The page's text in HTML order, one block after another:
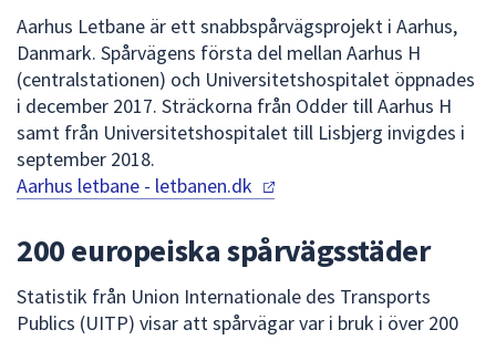
Aarhus Letbane är ett snabbspårvägsprojekt i Aarhus,
Danmark. Spårvägens första del mellan Aarhus H
(centralstationen) och Universitetshospitalet öppnades
i december 2017. Sträckorna från Odder till Aarhus H
samt från Universitetshospitalet till Lisbjerg invigdes i
september 2018.
Aarhus letbane - letbanen.dk
200 europeiska spårvägsstäder
Statistik från Union Internationale des Transports
Publics (UITP) visar att spårvägar var i bruk i över 200